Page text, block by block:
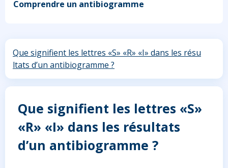
Comprendre un antibiogramme
Que signifient les lettres «S» «R» «I» dans les résu
ltats d’un antibiogramme ?
Que signifient les lettres «S»
«R» «I» dans les résultats
d’un antibiogramme ?